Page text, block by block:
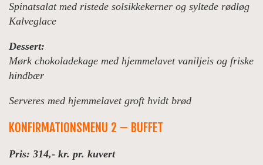
Spinatsalat med ristede solsikkekerner og syltede rødløg
Kalveglace
Dessert:
Mørk chokoladekage med hjemmelavet vaniljeis og friske
hindbær
Serveres med hjemmelavet groft hvidt brød
KONFIRMATIONSMENU 2 – BUFFET
Pris: 314,- kr. pr. kuvert